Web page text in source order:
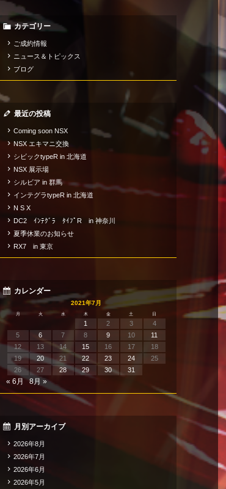
カテゴリー
ご成約情報
ニュース＆トピックス
ブログ
最近の投稿
Coming soon NSX
NSX エキマニ交換
シビックtypeR in 北海道
NSX 展示場
シルビア in 群馬
インテグラtypeR in 北海道
N S X
DC2 ｲﾝﾃｸﾞﾗ ﾀｲﾌﾟR in 神奈川
夏季休業のお知らせ
RX7 in 東京
カレンダー
2021年7月
月 火 水 木 金 土 日
1 2 3
4
5
6 7 8 9 10
11
12
13 14 15 16 17
18
19
20 21 22 23 24
25
26
27 28 29 30 31
« 6月 8月 »
月別アーカイブ
2026年8月
2026年7月
2026年6月
2026年5月